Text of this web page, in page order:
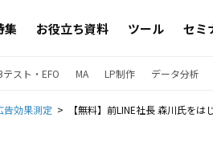
集 お役立ち資料 ツール セミ
テスト・EFO MA LP制作 データ分析
告効果測定 【無料】前LINE社長 森川氏を